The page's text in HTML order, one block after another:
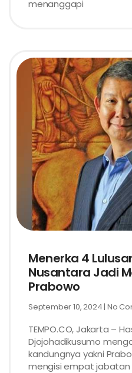
menanggapi
Menerka 4
Nusantara Jadi
Prabowo
September 10, 2024 No
TEMPO.CO, Jakarta –
Djojohadikusumo
kandungnya yakni
mengisi empat